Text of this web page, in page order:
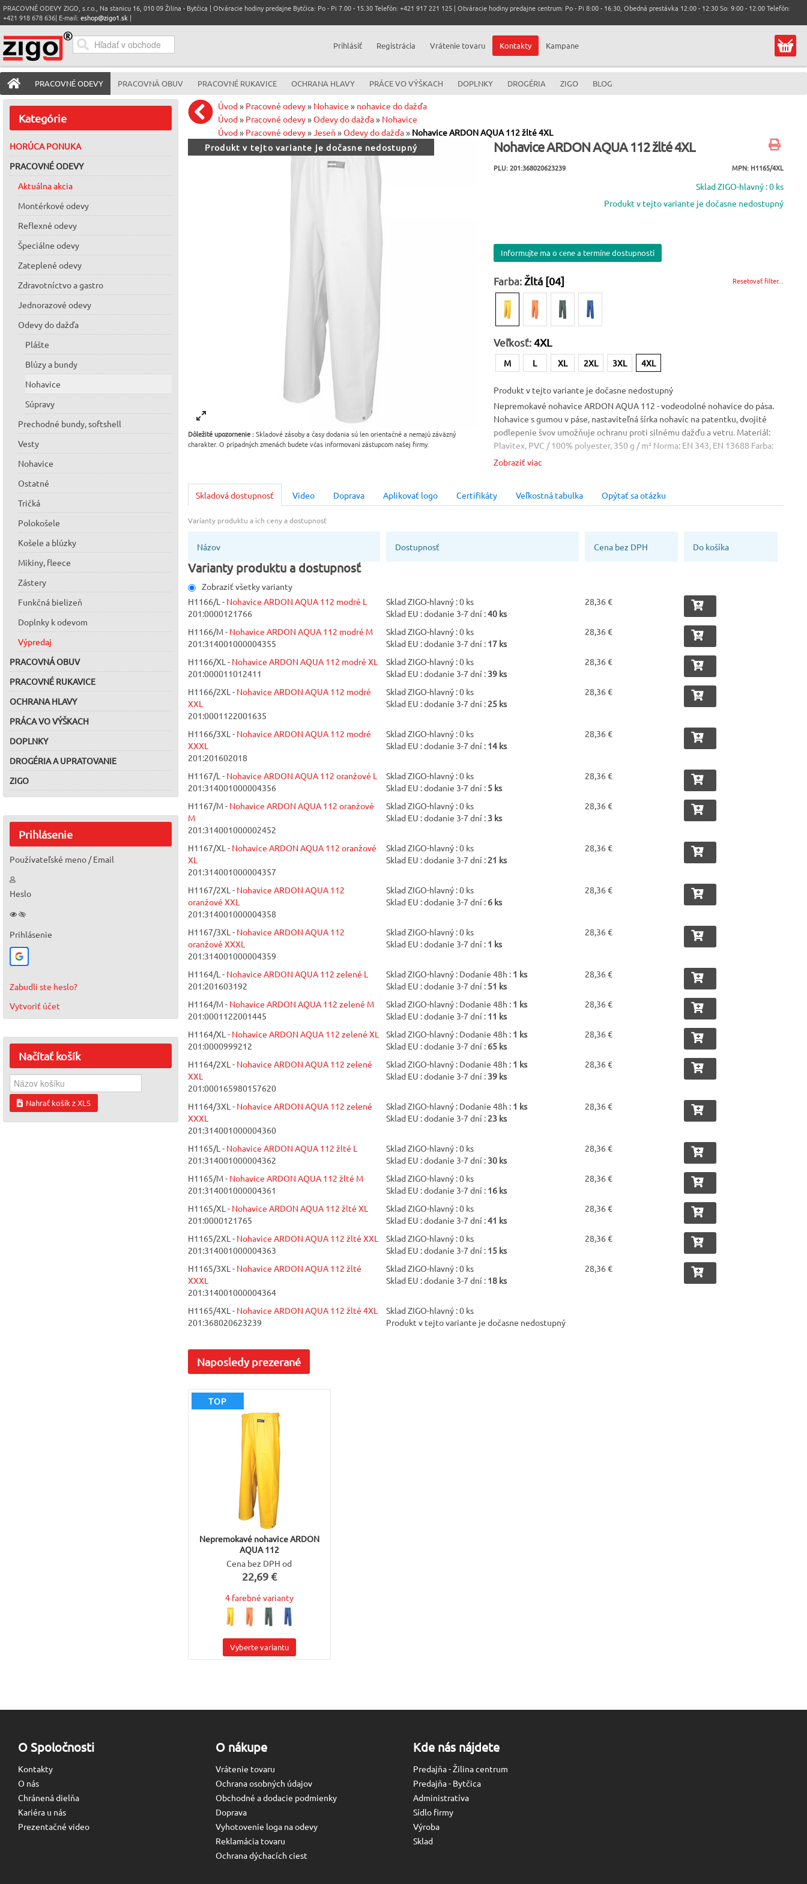
PRACOVNÉ ODEVY ZIGO, s.r.o., Na stanicu 16, 010 09 Žilina - Bytčica | Otváracie hodiny predajne Bytčica: Po - Pi 7.00 - 15.30 Telefón: +421 917 221 125 | Otváracie hodiny predajne centrum: Po - Pi 8:00 - 16:30, Obedná prestávka 12:00 - 12:30 So: 9:00 - 12:00 Telefón:
+421 918 678 636| E-mail: eshop@zigo1.sk |
Prihlásiť Registrácia Vrátenie tovaru Kontakty Kampane
PRACOVNÉ ODEVY PRACOVNÁ OBUV PRACOVNÉ RUKAVICE OCHRANA HLAVY PRÁCE VO VÝŠKACH DOPLNKY DROGÉRIA ZIGO BLOG
Kategórie
HORÚCA PONUKA
PRACOVNÉ ODEVY
Aktuálna akcia
Montérkové odevy
Reflexné odevy
Špeciálne odevy
Zateplené odevy
Zdravotníctvo a gastro
Jednorazové odevy
Odevy do dažďa
Plášte
Blúzy a bundy
Nohavice
Súpravy
Prechodné bundy, softshell
Vesty
Nohavice
Ostatné
Tričká
Polokošele
Košele a blúzky
Mikiny, fleece
Zástery
Funkčná bielizeň
Doplnky k odevom
Výpredaj
PRACOVNÁ OBUV
PRACOVNÉ RUKAVICE
OCHRANA HLAVY
PRÁCA VO VÝŠKACH
DOPLNKY
DROGÉRIA A UPRATOVANIE
ZIGO
Prihlásenie
Používateľské meno / Email
Heslo
Prihlásenie
Zabudli ste heslo?
Vytvoriť účet
Načítaťkošík
Nahrať košík z XLS
Úvod» Pracovné odevy» Nohavice » nohavice do dažďa
Úvod» Pracovné odevy»Odevy do dažďa» Nohavice
Úvod» Pracovné odevy»Jeseň »Odevy do dažďa» Nohavice ARDON AQUA 112 žlté 4XL
Produkt v tejto variante je dočasne nedostupný
Dôležité upozornenie :Skladové zásoby a časy dodania sú len orientačné a nemajú záväzný
charakter. O prípadných zmenách budete včas informovaní zástupcom našej firmy.
Nohavice ARDON AQUA 112 žlté 4XL
PLU: 201:368020623239 MPN: H1165/4XL
Sklad ZIGO-hlavný : 0 ks
Produkt v tejto variante je dočasne nedostupný
Informujte ma o cene a termíne dostupnosti
Resetovať filter...
Farba: Žltá [04]
Veľkosť:4XL
M L XL 2XL 3XL 4XL
Produkt v tejto variante je dočasne nedostupný
Nepremokavé nohavice ARDON AQUA 112 - vodeodolné nohavice do pása.
Nohavice s gumou v páse, nastaviteľná šírka nohavíc na patentku, dvojité
podlepenie švov umožňuje ochranu proti silnému dažďu a vetru. Materiál:
Plavitex, PVC / 100% polyester, 350 g / m² Norma: EN 343, EN 13688 Farba:
zelená, žltá, modrá, oranžová Veľkosť: M - 3XL
Žltá [04]
Zobraziť viac
Skladová dostupnosť Video Doprava Aplikovať logo Certifikáty Veľkostná tabulka Opýtať sa otázku
Varianty produktu a ich ceny a dostupnosť
Názov Dostupnosť Cena bez DPH Do košíka
Varianty produktu a dostupnosť
Zobraziť všetky varianty
H1166/L - Nohavice ARDON AQUA 112 modré L
201:0000121766
Sklad ZIGO-hlavný : 0 ks
Sklad EU : dodanie 3-7 dní :40 ks
28,36 €
H1166/M - Nohavice ARDON AQUA 112 modré M
201:314001000004355
Sklad ZIGO-hlavný : 0 ks
Sklad EU : dodanie 3-7 dní : 17 ks
28,36 €
H1166/XL - Nohavice ARDON AQUA 112 modré XL
201:000011012411
Sklad ZIGO-hlavný : 0 ks
Sklad EU : dodanie 3-7 dní : 39 ks
28,36 €
H1166/2XL - Nohavice ARDON AQUA 112 modré
XXL
201:0001122001635
Sklad ZIGO-hlavný : 0 ks
Sklad EU : dodanie 3-7 dní : 25 ks
28,36 €
H1166/3XL - Nohavice ARDON AQUA 112 modré
XXXL
201:201602018
Sklad ZIGO-hlavný : 0 ks
Sklad EU : dodanie 3-7 dní : 14 ks
28,36 €
H1167/L - Nohavice ARDON AQUA 112 oranžové L
201:314001000004356
Sklad ZIGO-hlavný : 0 ks
Sklad EU : dodanie 3-7 dní : 5 ks
28,36 €
H1167/M - Nohavice ARDON AQUA 112 oranžové
M
201:314001000002452
Sklad ZIGO-hlavný : 0 ks
Sklad EU : dodanie 3-7 dní : 3 ks
28,36 €
H1167/XL - Nohavice ARDON AQUA 112 oranžové
XL
201:314001000004357
Sklad ZIGO-hlavný : 0 ks
Sklad EU : dodanie 3-7 dní : 21 ks
28,36 €
H1167/2XL - Nohavice ARDON AQUA 112
oranžové XXL
201:314001000004358
Sklad ZIGO-hlavný : 0 ks
Sklad EU : dodanie 3-7 dní : 6 ks
28,36 €
H1167/3XL - Nohavice ARDON AQUA 112
oranžové XXXL
201:314001000004359
Sklad ZIGO-hlavný : 0 ks
Sklad EU : dodanie 3-7 dní : 1 ks
28,36 €
H1164/L - Nohavice ARDON AQUA 112 zelené L
201:201603192
Sklad ZIGO-hlavný : Dodanie 48h : 1 ks
Sklad EU : dodanie 3-7 dní : 51 ks
28,36 €
H1164/M - Nohavice ARDON AQUA 112 zelené M
201:0001122001445
Sklad ZIGO-hlavný : Dodanie 48h : 1 ks
Sklad EU : dodanie 3-7 dní : 11 ks
28,36 €
H1164/XL - Nohavice ARDON AQUA 112 zelené XL
201:0000999212
Sklad ZIGO-hlavný : Dodanie 48h : 1 ks
Sklad EU : dodanie 3-7 dní : 65 ks
28,36 €
H1164/2XL - Nohavice ARDON AQUA 112 zelené
XXL
201:000165980157620
Sklad ZIGO-hlavný : Dodanie 48h : 1 ks
Sklad EU : dodanie 3-7 dní : 39 ks
28,36 €
H1164/3XL - Nohavice ARDON AQUA 112 zelené
XXXL
201:314001000004360
Sklad ZIGO-hlavný : Dodanie 48h : 1 ks
Sklad EU : dodanie 3-7 dní : 23 ks
28,36 €
H1165/L - Nohavice ARDON AQUA 112 žlté L
201:314001000004362
Sklad ZIGO-hlavný : 0 ks
Sklad EU : dodanie 3-7 dní : 30 ks
28,36 €
H1165/M - Nohavice ARDON AQUA 112 žlté M
201:314001000004361
Sklad ZIGO-hlavný : 0 ks
Sklad EU : dodanie 3-7 dní : 16 ks
28,36 €
H1165/XL - Nohavice ARDON AQUA 112 žlté XL
201:0000121765
Sklad ZIGO-hlavný : 0 ks
Sklad EU : dodanie 3-7 dní :41 ks
28,36 €
H1165/2XL - Nohavice ARDON AQUA 112 žlté XXL
201:314001000004363
Sklad ZIGO-hlavný : 0 ks
Sklad EU : dodanie 3-7 dní : 15 ks
28,36 €
H1165/3XL - Nohavice ARDON AQUA 112 žlté
XXXL
201:314001000004364
Sklad ZIGO-hlavný : 0 ks
Sklad EU : dodanie 3-7 dní : 18 ks
28,36 €
H1165/4XL - Nohavice ARDON AQUA 112 žlté 4XL
201:368020623239
Sklad ZIGO-hlavný : 0 ks
Produkt v tejto variante je dočasne nedostupný
Naposledyprezerané
TOP
Nepremokavé nohavice ARDON
AQUA 112
Cena bez DPH od
22,69 €
4 farebné varianty
Vyberte variantu
O Spoločnosti
Kontakty
O nás
Chránená dielňa
Kariéra u nás
Prezentačné video
O nákupe
Vrátenie tovaru
Ochrana osobných údajov
Obchodné a dodacie podmienky
Doprava
Vyhotovenie loga na odevy
Reklamácia tovaru
Ochrana dýchacích ciest
Kde nás nájdete
Predajňa - Žilina centrum
Predajňa - Bytčica
Administratíva
Sídlo firmy
Výroba
Sklad